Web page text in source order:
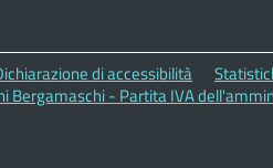
di accessibilità
Bergamaschi - Partita IVA